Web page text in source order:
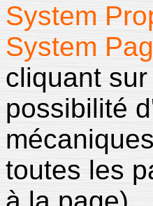
System
System
cliquant
possibilité
toutes les